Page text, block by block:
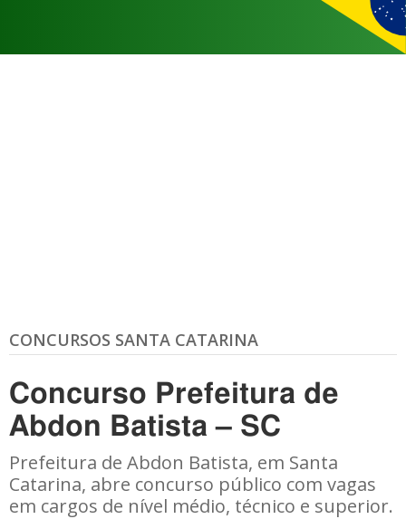
CONCURSOS SANTA CATARINA
Concurso Prefeitura de
Abdon Batista – SC
Prefeitura de Abdon Batista, em Santa
Catarina, abre concurso público com vagas
em cargos de nível médio, técnico e superior.